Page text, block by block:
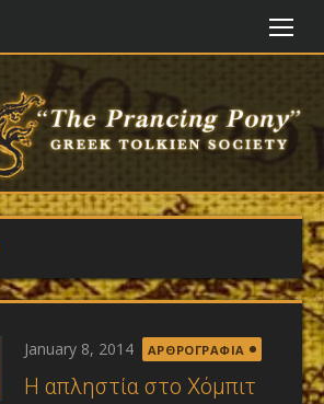
Posted
on
January 8, 2014 ΑΡΘΡΟΓΡΑΦΙΑ
H απληστία στο Χόμπιτ